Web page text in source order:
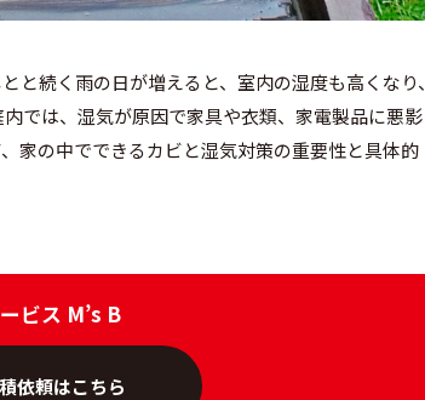
続く雨の日が増えると、室内の湿度も高くなり、
では、湿気が原因で家具や衣類、家電製品に悪影
家の中でできるカビと湿気対策の重要性と具体的
ビス M’s B
依頼はこちら